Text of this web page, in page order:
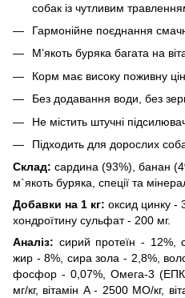
собак із чутливим
Гармонійне поєднання
М’якоть буряка багата на
Корм має високу поживну
Без додавання води, без
Не містить штучні
Підходить для дорослих
Склад: сардина (93%), банан
м`якоть буряка, спеції та
Добавки на 1 кг: оксид цинку -
хондроїтину сульфат - 200 мг.
Аналіз: сирий протеїн - 12%,
жир - 8%, сира зола - 2,8%,
фосфор - 0,07%, Омега-3
мг/кг, вітамін A - 2500 МО/кг,